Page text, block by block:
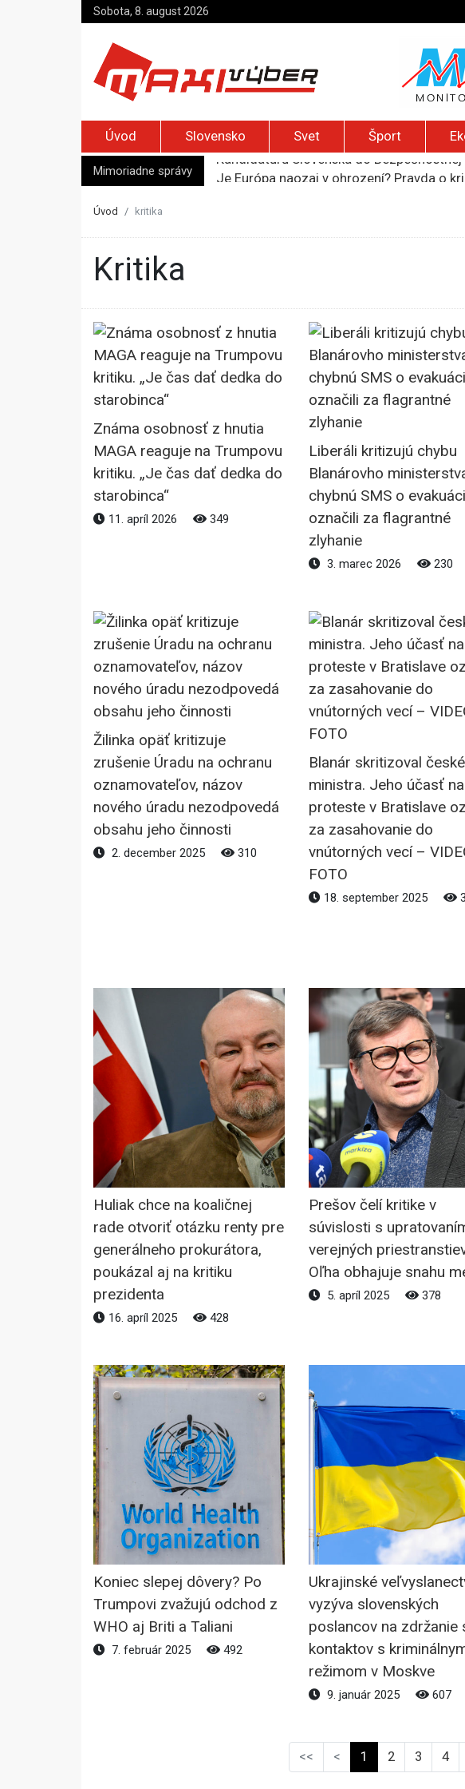
Sobota, 8. august 2026
Úvod Slovensko Svet Šport
Mimoriadne správy
Je Európa naozaj v ohrození? Pravda o
Úvod kritika
kritika
Známa osobnosť z hnutia
MAGA reaguje na Trumpovu
kritiku. „Je čas dať dedka do
starobinca“
11. apríl 2026 349
Liberáli kritizujú chybu
Blanárovho
chybnú SMS o
označili za flagrantné
zlyhanie
3. marec 2026 230
Žilinka opäť kritizuje
zrušenie Úradu na ochranu
oznamovateľov, názov
nového úradu nezodpovedá
obsahu jeho činnosti
2. december 2025 310
Blanár skritizoval
ministra. Jeho účasť na
proteste v Bratislave
za zasahovanie do
vnútorných vecí –
FOTO
18. september 2025
Huliak chce na koaličnej
rade otvoriť otázku renty pre
generálneho prokurátora,
poukázal aj na kritiku
prezidenta
16. apríl 2025 428
Prešov čelí kritike v
súvislosti s
verejných
Oľha obhajuje snahu
5. apríl 2025 378
Koniec slepej dôvery? Po
Trumpovi zvažujú odchod z
WHO aj Briti a Taliani
7. február 2025 492
Ukrajinské
vyzýva slovenských
poslancov na zdržanie
kontaktov s
režimom v Moskve
9. január 2025 607
<< < 1 2 3 4